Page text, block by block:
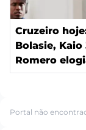
Cruzeiro
Bolasie,
Romero
Portal não